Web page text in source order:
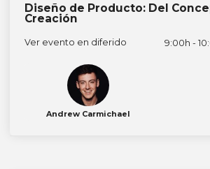
Diseño de Producto: Del
Creación
Ver evento en diferido 9:00h -
Andrew Carmichael